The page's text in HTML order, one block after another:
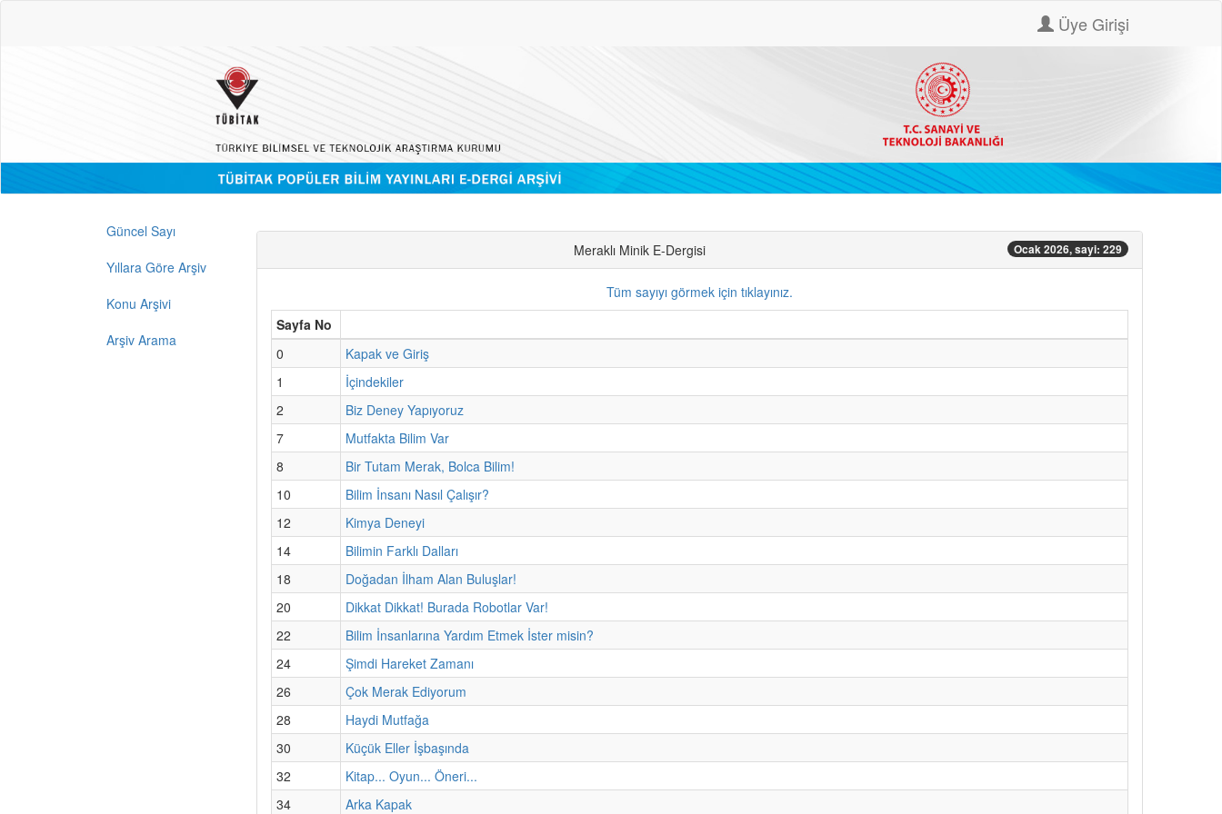
Üye Girişi
Güncel Sayı
Yıllara Göre Arşiv
Konu Arşivi
Arşiv Arama
Meraklı Minik E-Dergisi Ocak 2026, sayi: 229
Tüm sayıyı görmek için tıklayınız.
Sayfa No
0
Kapak ve Giriş
1
İçindekiler
2
Biz Deney Yapıyoruz
7
Mutfakta Bilim Var
8
Bir Tutam Merak, Bolca Bilim!
10
Bilim İnsanı Nasıl Çalışır?
12
Kimya Deneyi
14
Bilimin Farklı Dalları
18
Doğadan İlham Alan Buluşlar!
20
Dikkat Dikkat! Burada Robotlar Var!
22
Bilim İnsanlarına Yardım Etmek İster misin?
24
Şimdi Hareket Zamanı
26
Çok Merak Ediyorum
28
Haydi Mutfağa
30
Küçük Eller İşbaşında
32
Kitap... Oyun... Öneri...
34
Arka Kapak